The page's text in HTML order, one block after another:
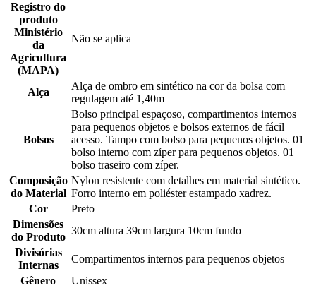
Registro do
produto
Ministério
da
Agricultura
(MAPA)
Não se aplica
Alça
Alça de ombro em sintético na cor da bolsa com
regulagem até 1,40m
Bolsos
Bolso principal espaçoso, compartimentos internos
para pequenos objetos e bolsos externos de fácil
acesso. Tampo com bolso para pequenos objetos. 01
bolso interno com zíper para pequenos objetos. 01
bolso traseiro com zíper.
Composição
do Material
Nylon resistente com detalhes em material sintético.
Forro interno em poliéster estampado xadrez.
Cor
Preto
Dimensões
do Produto
30cm altura 39cm largura 10cm fundo
Divisórias
Internas
Compartimentos internos para pequenos objetos
Gênero
Unissex